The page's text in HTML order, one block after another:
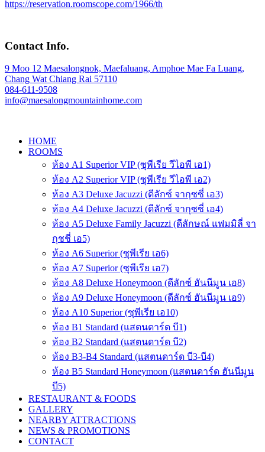
https://reservation.roomscope.com/1966/th
Contact Info.
9 Moo 12 Maesalongnok, Maefaluang, Amphoe Mae Fa Luang,
Chang Wat Chiang Rai 57110
084-611-9508
info@maesalongmountainhome.com
HOME
ROOMS
ห้อง A1 Superior VIP (ซุพีเรีย วีไอพี เอ1)
ห้อง A2 Superior VIP (ซุพีเรีย วีไอพี เอ2)
ห้อง A3 Deluxe Jacuzzi (ดีลักซ์ จากุซซี่ เอ3)
ห้อง A4 Deluxe Jacuzzi (ดีลักซ์ จากุซซี่ เอ4)
ห้อง A5 Deluxe Family Jacuzzi (ดีลักษณ์ แฟมมิลี่ จา
กุชชี่ เอ5)
ห้อง A6 Superior (ซุพีเรีย เอ6)
ห้อง A7 Superior (ซุพีเรีย เอ7)
ห้อง A8 Deluxe Honeymoon (ดีลักซ์ ฮันนีมูน เอ8)
ห้อง A9 Deluxe Honeymoon (ดีลักซ์ ฮันนีมูน เอ9)
ห้อง A10 Superior (ซุพีเรีย เอ10)
ห้อง B1 Standard (แสตนดาร์ด บี1)
ห้อง B2 Standard (แสตนดาร์ด บี2)
ห้อง B3-B4 Standard (แสตนดาร์ด บี3-บี4)
ห้อง B5 Standard Honeymoon (แสตนดาร์ด ฮันนีมูน
บี5)
RESTAURANT & FOODS
GALLERY
NEARBY ATTRACTIONS
NEWS & PROMOTIONS
CONTACT